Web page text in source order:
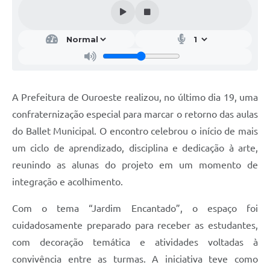
A Prefeitura de Ouroeste realizou, no último dia 19, uma
confraternização especial para marcar o retorno das aulas
do Ballet Municipal. O encontro celebrou o início de mais
um ciclo de aprendizado, disciplina e dedicação à arte,
reunindo as alunas do projeto em um momento de
integração e acolhimento.
Com o tema “Jardim Encantado”, o espaço foi
cuidadosamente preparado para receber as estudantes,
com decoração temática e atividades voltadas à
convivência entre as turmas. A iniciativa teve como